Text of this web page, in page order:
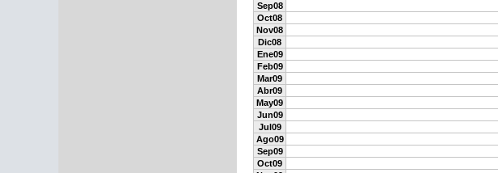
Sep08
Oct08
Nov08
Dic08
Ene09
Feb09
Mar09
Abr09
May09
Jun09
Jul09
Ago09
Sep09
Oct09